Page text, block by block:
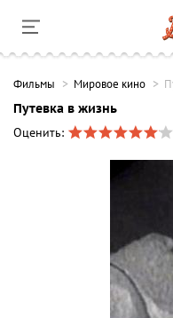
Фильмы Мировое кино
Путевка в жизнь
Оценить: